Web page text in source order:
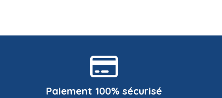
Paiement 100% sécurisé